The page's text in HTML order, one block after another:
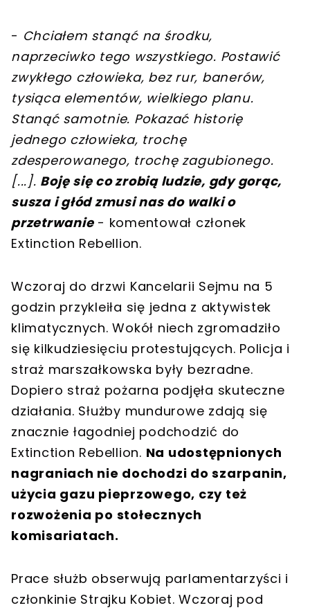
- Chciałem stanąć na środku,
naprzeciwko tego wszystkiego. Postawić
zwykłego człowieka, bez rur, banerów,
tysiąca elementów, wielkiego planu.
Stanąć samotnie. Pokazać historię
jednego człowieka, trochę
zdesperowanego, trochę zagubionego.
[...]. Boję się co zrobią ludzie, gdy gorąc,
susza i głód zmusi nas do walki o
przetrwanie- komentował członek
Extinction Rebellion.
Wczoraj do drzwi Kancelarii Sejmu na 5
godzin przykleiła się jedna z aktywistek
klimatycznych. Wokół niech zgromadziło
się kilkudziesięciu protestujących. Policja i
straż marszałkowska były bezradne.
Dopiero straż pożarna podjęła skuteczne
działania. Służby mundurowe zdają się
znacznie łagodniej podchodzić do
Extinction Rebellion. Na udostępnionych
nagraniach nie dochodzi do szarpanin,
użycia gazu pieprzowego, czy też
rozwożenia po stołecznych
komisariatach.
Prace służb obserwują parlamentarzyści i
członkinie Strajku Kobiet. Wczoraj pod